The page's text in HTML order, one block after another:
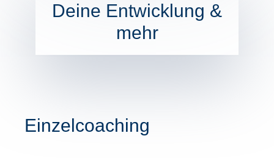
Deine Entwicklung &
mehr
Einzelcoaching